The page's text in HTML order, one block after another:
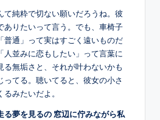
純粋で切ない願いだろうね。彼
ありたいって言う。でも、車椅子
普通」って実はすごく遠いものだ
人並みに恋もしたい」って言葉に
る無垢さと、それが叶わないかも
ってる。聴いてると、彼女の小さ
みたいだよ。
る夢を見るの 窓辺に佇みながら私